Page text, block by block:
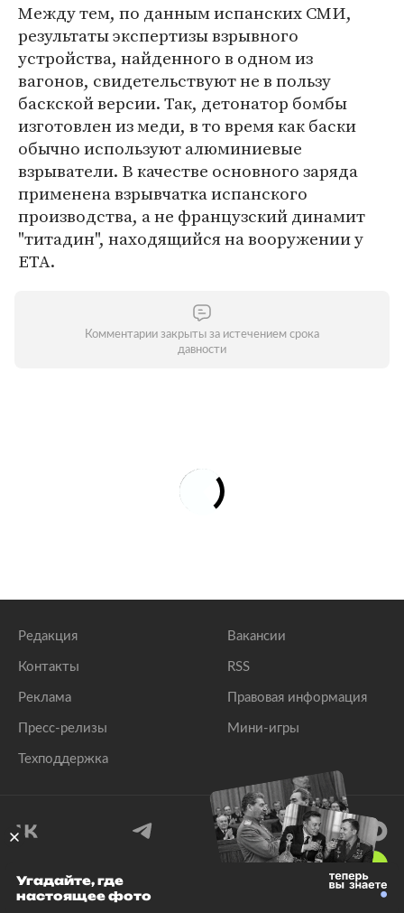
Между тем, по данным испанских СМИ,
результаты экспертизы взрывного
устройства, найденного в одном из
вагонов, свидетельствуют не в пользу
баскской версии. Так, детонатор бомбы
изготовлен из меди, в то время как баски
обычно используют алюминиевые
взрыватели. В качестве основного заряда
применена взрывчатка испанского
производства, а не французский динамит
"титадин", находящийся на вооружении у
ETA.
Комментарии закрыты за истечением срока
давности
Редакция
Контакты
Реклама
Пресс-релизы
Техподдержка
Вакансии
RSS
Правовая информация
Мини-игры
© 1999–2026 Все права защищены.
Угадайте, где
настоящее фото